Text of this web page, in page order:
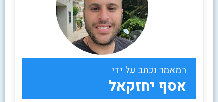
המאמר נכתב על ידי
אסף יחזקאל